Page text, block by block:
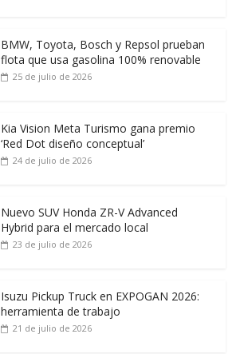
BMW, Toyota, Bosch y Repsol prueban
flota que usa gasolina 100% renovable
25 de julio de 2026
Kia Vision Meta Turismo gana premio
‘Red Dot diseño conceptual’
24 de julio de 2026
Nuevo SUV Honda ZR-V Advanced
Hybrid para el mercado local
23 de julio de 2026
Isuzu Pickup Truck en EXPOGAN 2026:
herramienta de trabajo
21 de julio de 2026